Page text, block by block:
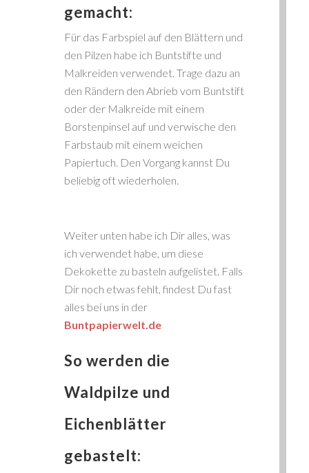
gemacht:
Für das Farbspiel auf den Blättern und
den Pilzen habe ich Buntstifte und
Malkreiden verwendet. Trage dazu an
den Rändern den Abrieb vom Buntstift
oder der Malkreide mit einem
Borstenpinsel auf und verwische den
Farbstaub mit einem weichen
Papiertuch. Den Vorgang kannst Du
beliebig oft wiederholen.
Weiter unten habe ich Dir alles, was
ich verwendet habe, um diese
Dekokette zu basteln aufgelistet. Falls
Dir noch etwas fehlt, findest Du fast
alles bei uns in der
Buntpapierwelt.de
So werden die
Waldpilze und
Eichenblätter
gebastelt: